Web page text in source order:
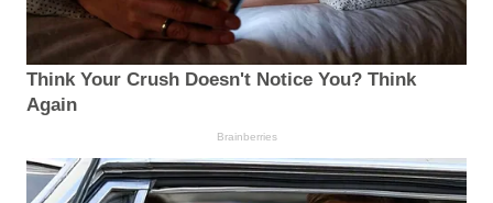
Think Your Crush Doesn't Notice You? Think
Again
Brainberries